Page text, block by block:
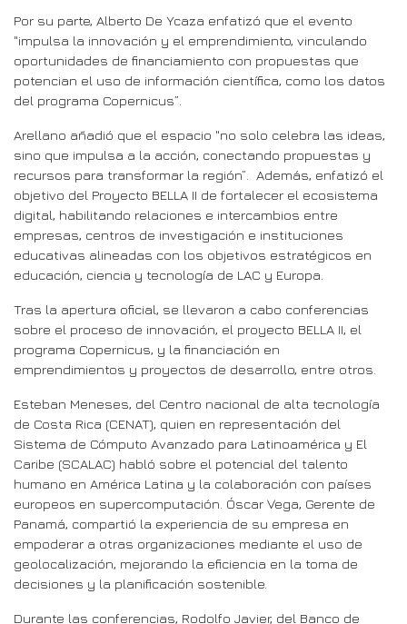
Por su parte, Alberto De Ycaza enfatizó que el evento
"impulsa la innovación y el emprendimiento, vinculando
oportunidades de financiamiento con propuestas que
potencian el uso de información científica, como los datos
del programa Copernicus”.
Arellano añadió que el espacio "no solo celebra las ideas,
sino que impulsa a la acción, conectando propuestas y
recursos para transformar la región”. Además, enfatizó el
objetivo del Proyecto BELLA II de fortalecer el ecosistema
digital, habilitando relaciones e intercambios entre
empresas, centros de investigación e instituciones
educativas alineadas con los objetivos estratégicos en
educación, ciencia y tecnología de LAC y Europa.
Tras la apertura oficial, se llevaron a cabo conferencias
sobre el proceso de innovación, el proyecto BELLA II, el
programa Copernicus, y la financiación en
emprendimientos y proyectos de desarrollo, entre otros.
Esteban Meneses, del Centro nacional de alta tecnología
de Costa Rica (CENAT), quien en representación del
Sistema de Cómputo Avanzado para Latinoamérica y El
Caribe (SCALAC) habló sobre el potencial del talento
humano en América Latina y la colaboración con países
europeos en supercomputación. Óscar Vega, Gerente de
Panamá, compartió la experiencia de su empresa en
empoderar a otras organizaciones mediante el uso de
geolocalización, mejorando la eficiencia en la toma de
decisiones y la planificación sostenible.
Durante las conferencias, Rodolfo Javier, del Banco de